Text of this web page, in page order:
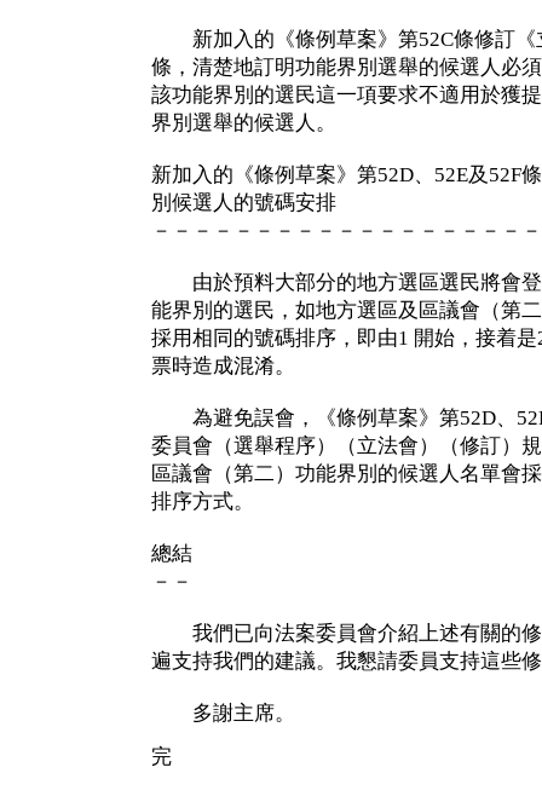
新加入的《條例草案》第52C條修訂《
條，清楚地訂明功能界別選舉的候選人必
該功能界別的選民這一項要求不適用於獲
界別選舉的候選人。
新加入的《條例草案》第52D、52E及52F
別候選人的號碼安排
－－－－－－－－－－－－－－－－－－
由於預料大部分的地方選區選民將會登
能界別的選民，如地方選區及區議會（第
採用相同的號碼排序，即由1 開始，接着
票時造成混淆。
為避免誤會，《條例草案》第52D、
委員會（選舉程序）（立法會）（修訂）
區議會（第二）功能界別的候選人名單會
排序方式。
總結
－－
我們已向法案委員會介紹上述有關的修
遍支持我們的建議。我懇請委員支持這些
多謝主席。
完